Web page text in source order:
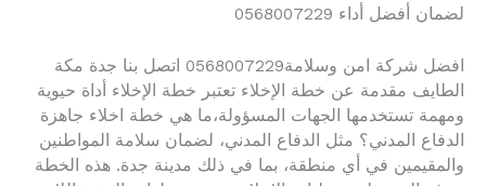
لضمان أفضل أداء 0568007229
افضل شركة امن وسلامة0568007229 اتصل بنا جدة مكة
الطايف مقدمة عن خطة الإخلاء تعتبر خطة الإخلاء أداة حيوية
ومهمة تستخدمها الجهات المسؤولة،ما هي خطة اخلاء جاهزة
الدفاع المدني؟ مثل الدفاع المدني، لضمان سلامة المواطنين
والمقيمين في أي منطقة، بما في ذلك مدينة جدة. هذه الخطة